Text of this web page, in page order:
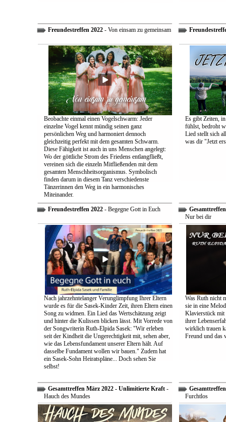
Freundestreffen 2022- Von einsam zu gemeinsam
Beobachte einmal einen Vogelschwarm: Jeder
einzelne Vogel kennt mündig seinen ganz
persönlichen Weg und harmoniert dennoch
gleichzeitig perfekt mit dem gesamten Schwarm.
Diese Fähigkeit ist auch in uns Menschen angelegt:
Wo der göttliche Strom des Friedens entlangfließt,
vereinen sich die einzeln Mitfließenden mit dem
gesamten Menschheitsorganismus. Symbolisch
finden darum in diesem Tanz verschiedenste
Tänzerinnen den Weg in ein harmonisches
Miteinander.
Es gibt Zeiten,
fühlst, bedroht
Lied stellt sich
was dir "Jetzt
Freundestreffen 2022- Begegne Gott in Euch
Nach jahrzehntelanger Verunglimpfung Ihrer Eltern
wurde es für die Sasek-Kinder Zeit, ihren Eltern einen
Song zu widmen. Ein Lied das Wertschätzung zeigt
und hinter die Kulissen blicken lässt. Mit Vorrede von
der Songwriterin Ruth-Elpida Sasek: "Wir erleben
seit der Kindheit die Ungerechtigkeit mit, sehen aber,
wie das Lebensfundament unserer Eltern hält. Auf
dasselbe Fundament wollen wir bauen." Zudem hat
ein Sasek-Sohn Heiratspläne... Doch sehen Sie
selbst!
Nur bei dir
Was Ruth nicht
sie in eine
Klavierstück mit
ihrer
wirklich trauen
Freund und das
Gesamttreffen März 2022 - Unlimitierte Kraft -
Hauch des Mundes
Furchtlos